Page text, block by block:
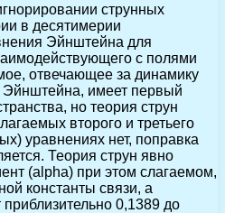
струнных
в десятимерии
Эйнштейна для
с полями
отвечающее за динамику
Эйнштейна, имеет первый
но теория струн
второго и третьего
уравнениях нет, поправка
Теория струн явно
(alpha) при этом слагаемом,
константы связи, а
0,1389 до